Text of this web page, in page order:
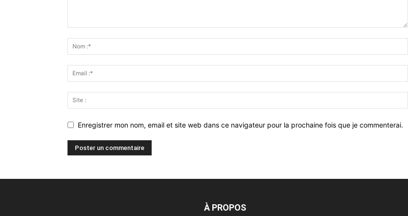
Enregistrer mon nom, email et site web dans ce navigateur pour la prochaine fois que je commenterai.
À PROPOS